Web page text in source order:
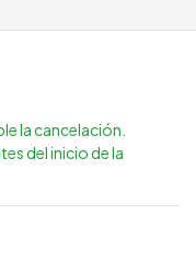
la cancelación.
del inicio de la